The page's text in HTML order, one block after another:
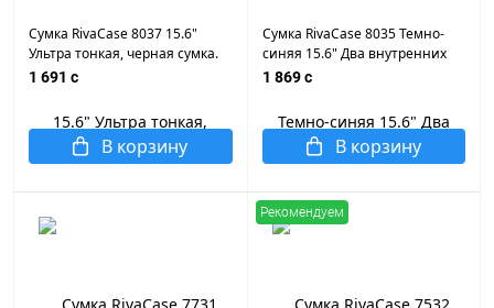
Сумка RivaCase 8037 15.6"
Ультра тонкая, черная сумка.
Двойная молния. Ручки для
материал, . Регулируемый,
съемный плечевой ремень
1 691 c
В корзину
Сумка RivaCase 8035 Темно-
синяя 15.6" Два внутренних
отделения, переднее
плечевой ремень.
1 869 c
В корзину
Рекомендуем